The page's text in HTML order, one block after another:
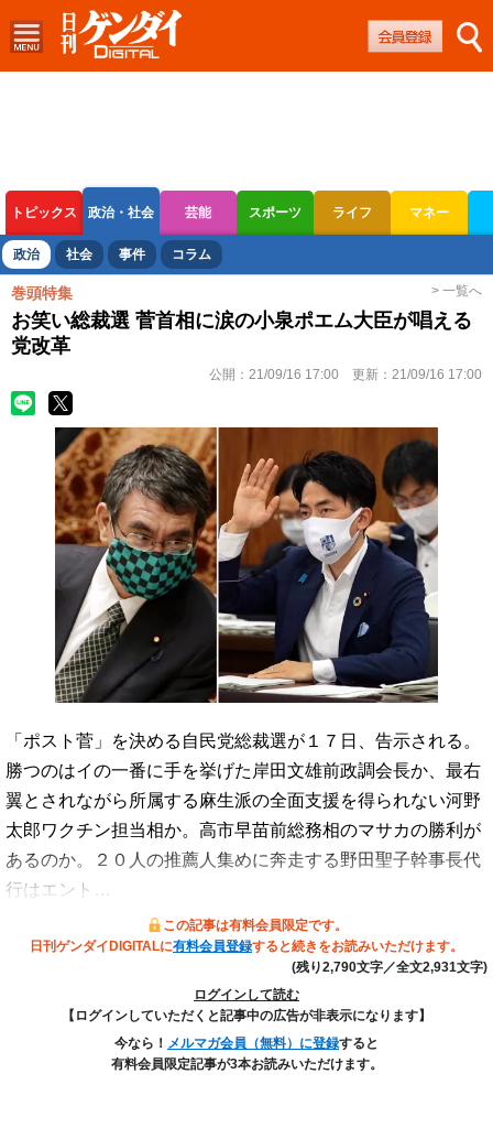
トピックス 政治・社会 芸能 スポーツ ライフ マネー
ボートレース 競輪 オートレース
政治 社会 事件 コラム
巻頭特集 > 一覧へ
お笑い総裁選 菅首相に涙の小泉ポエム大臣が唱える
党改革
公開： 21/09/16 17:00 更新： 21/09/16 17:00
「ポスト菅」を決める自民党総裁選が１７日、告示される。
勝つのはイの一番に手を挙げた岸田文雄前政調会長か、最右
翼とされながら所属する麻生派の全面支援を得られない河野
太郎ワクチン担当相か。高市早苗前総務相のマサカの勝利が
あるのか。２０人の推薦人集めに奔走する野田聖子幹事長代
行はエント…
この記事は有料会員限定です。
日刊ゲンダイDIGITALに有料会員登録すると続きをお読みいただけます。
(残り2,790文字／全文2,931文字)
ログインして読む
【ログインしていただくと記事中の広告が非表示になります】
今なら！ メルマガ会員（無料）に登録すると
有料会員限定記事が3本お読みいただけます。